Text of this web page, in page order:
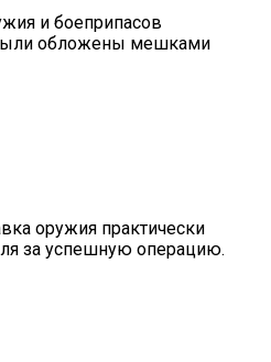
и боеприпасов
были обложены мешками
оружия практически
за успешную операцию.